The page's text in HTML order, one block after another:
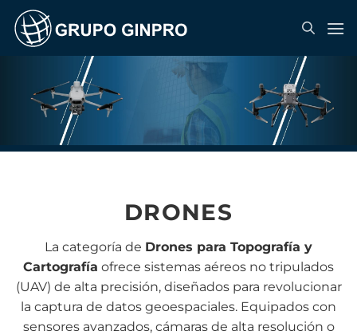
Saltar
contenido
DRONES
La categoría de Drones para Topografía y
Cartografía ofrece sistemas aéreos no tripulados
(UAV) de alta precisión, diseñados para revolucionar
la captura de datos geoespaciales. Equipados con
sensores avanzados, cámaras de alta resolución o